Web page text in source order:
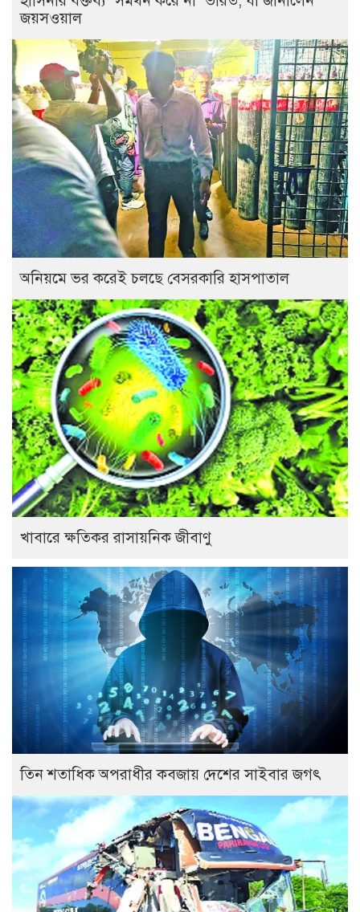
জয়সওয়াল
অনিয়মে ভর করেই চলছে বেসরকারি হাসপাতাল
খাবারে ক্ষতিকর রাসায়নিক জীবাণু
তিন শতাধিক অপরাধীর কবজায় দেশের সাইবার জগৎ